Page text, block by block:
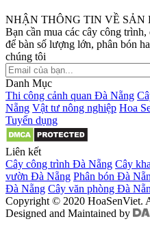
NHẬN THÔNG TIN VỀ SẢN
Bạn cần mua các cây công
để bàn số lượng lớn, phân bón
chúng tôi
Danh Mục
Thi công cảnh quan Đà Nẵng
Nẵng Vật tư nông nghiệp Hoa
Tuyển dụng
Liên kết
Cây công trình Đà Nẵng Cây
vườn Đà Nẵng Phân bón Đà
Đà Nẵng Cây văn phòng Đà
Copyright © 2020 HoaSenViet.
Designed and Maintained by